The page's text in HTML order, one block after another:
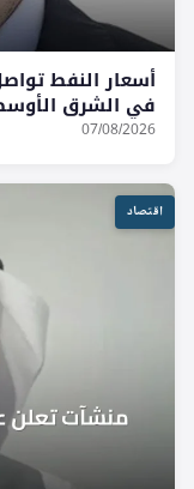
أسعار النفط
في الشرق
07/08/2026
اقتصاد